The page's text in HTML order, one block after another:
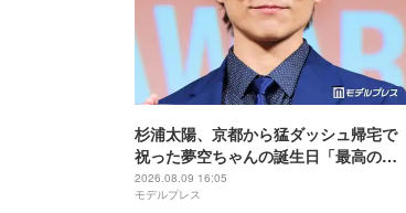
杉浦太陽、京都から猛ダッシュ帰宅で
祝った夢空ちゃんの誕生日「最高のパ
パ」「家族愛にほっこり」と反響
2026.08.09 16:05
モデルプレス